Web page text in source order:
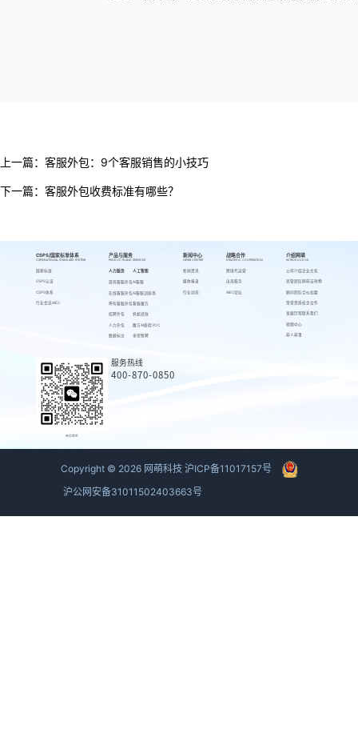
上一篇： 客服外包：9个客服销售的小技巧
下一篇： 客服外包收费标准有哪些？
CSPS/国家标准体系
CSPS/NATIONAL STANDARD SYSTEM
国家标准
CSPS认证
CSPS体系
行业会议AIEC
产品与服务
PRODUCTS AND SERVICES
人力服务
游戏客服外包
在线客服外包
呼叫客服外包
招聘外包
人力外包
数据标注
人工智能
AI客服
AI客服训练场
客服魔方
蚂蚁绩效
魔方AI质检VOC
来呗智聘
新闻中心
NEWS CENTER
新闻资讯
媒体报道
行业动态
战略合作
STRATEGIC COOPERATION
跨境代运营
出海服务
AIEC论坛
介绍网萌
INTRODUCE US
公司介绍
高管团队
顾问团队
荣誉资质
发展历程
视频中心
萌人萌事
企业文化
网萌吉祥物
合伙加盟
校企合作
联系我们
商务联系
服务热线
400-870-0850
Copyright © 2026 网萌科技 沪ICP备11017157号
沪公网安备31011502403663号